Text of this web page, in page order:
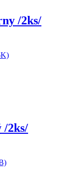
/2ks/
/2ks/